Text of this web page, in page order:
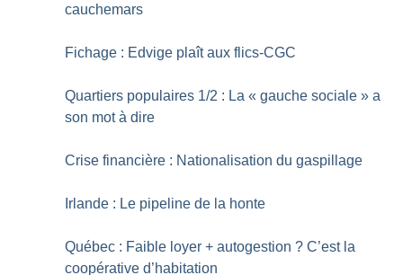
cauchemars
Fichage : Edvige plaît aux flics-CGC
Quartiers populaires 1/2 : La « gauche sociale » a
son mot à dire
Crise financière : Nationalisation du gaspillage
Irlande : Le pipeline de la honte
Québec : Faible loyer + autogestion ? C’est la
coopérative d’habitation